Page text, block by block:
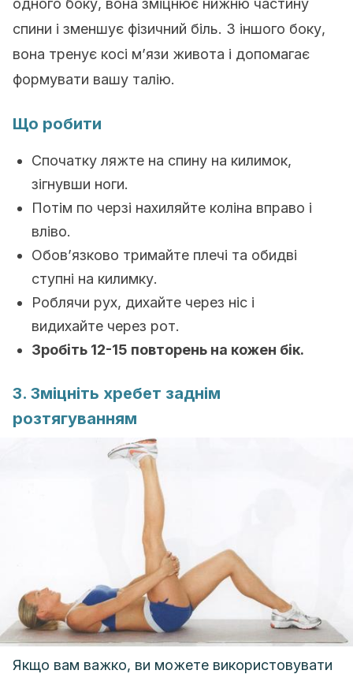
одного боку, вона зміцнює нижню частину
спини і зменшує фізичний біль. З іншого боку,
вона тренує косі м’язи живота і допомагає
формувати вашу талію.
Що робити
Спочатку ляжте на спину на килимок,
зігнувши ноги.
Потім по черзі нахиляйте коліна вправо і
вліво.
Обов’язково тримайте плечі та обидві
ступні на килимку.
Роблячи рух, дихайте через ніс і
видихайте через рот.
Зробіть 12-15 повторень на кожен бік.
3. Зміцніть хребет заднім
розтягуванням
Якщо вам важко, ви можете використовувати